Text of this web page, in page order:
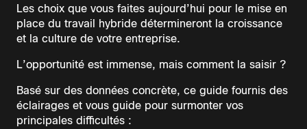
Les choix que vous faites aujourd’hui pour le mise en
place du travail hybride détermineront la croissance
et la culture de votre entreprise.
L’opportunité est immense, mais comment la saisir ?
Basé sur des données concrète, ce guide fournis des
éclairages et vous guide pour surmonter vos
principales difficultés :